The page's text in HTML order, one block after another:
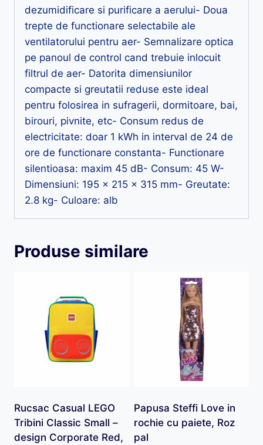
dezumidificare si purificare a aerului- Doua
trepte de functionare selectabile ale
ventilatorului pentru aer- Semnalizare optica
pe panoul de control cand trebuie inlocuit
filtrul de aer- Datorita dimensiunilor
compacte si greutatii reduse este ideal
pentru folosirea in sufragerii, dormitoare, bai,
birouri, pivnite, etc- Consum redus de
electricitate: doar 1 kWh in interval de 24 de
ore de functionare constanta- Functionare
silentioasa: maxim 45 dB- Consum: 45 W-
Dimensiuni: 195 x 215 x 315 mm- Greutate:
2.8 kg- Culoare: alb
Produse similare
Rucsac Casual LEGO
Tribini Classic Small –
design Corporate Red,
Papusa Steffi Love in
rochie cu paiete, Roz
pal